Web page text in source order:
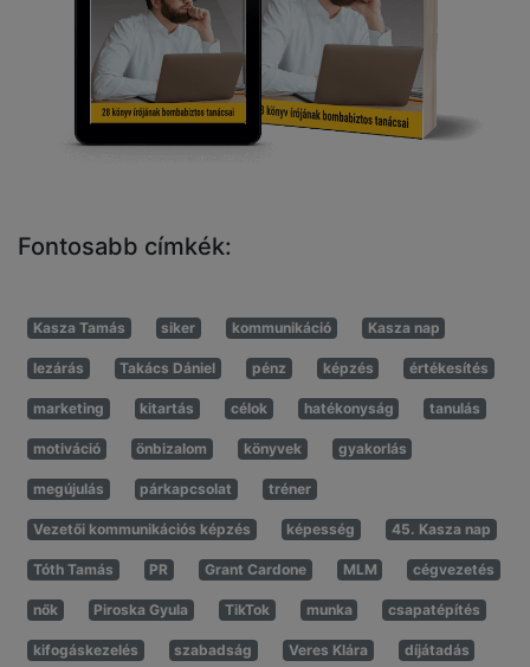
Fontosabb címkék:
Kasza Tamás siker kommunikáció Kasza nap
lezárás Takács Dániel pénz képzés értékesítés
marketing kitartás célok hatékonyság tanulás
motiváció önbizalom könyvek gyakorlás
megújulás párkapcsolat tréner
Vezetői kommunikációs képzés képesség 45. Kasza nap
Tóth Tamás PR Grant Cardone MLM cégvezetés
nők Piroska Gyula TikTok munka csapatépítés
kifogáskezelés szabadság Veres Klára díjátadás